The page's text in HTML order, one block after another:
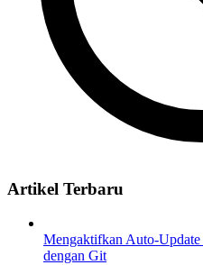
Artikel Terbaru
Mengaktifkan Auto-
dengan Git